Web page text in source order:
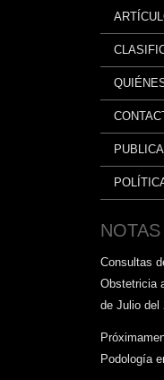
Consultas
Obstetricia
de Julio del
Podología